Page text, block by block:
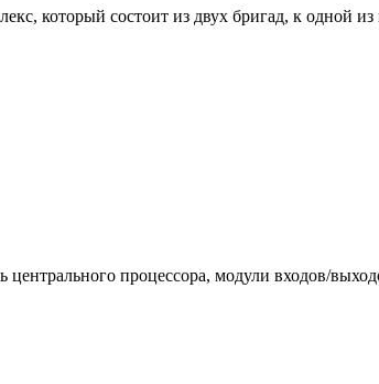
который состоит из двух бригад, к одной
центрального процессора, модули входов/